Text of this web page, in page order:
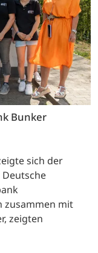
Bunker
sich der
zusammen mit
zeigten